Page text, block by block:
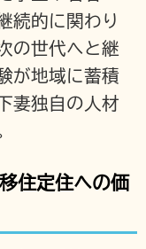
続的に関わり
の世代へと継
が地域に蓄積
妻独自の人材
住定住への価